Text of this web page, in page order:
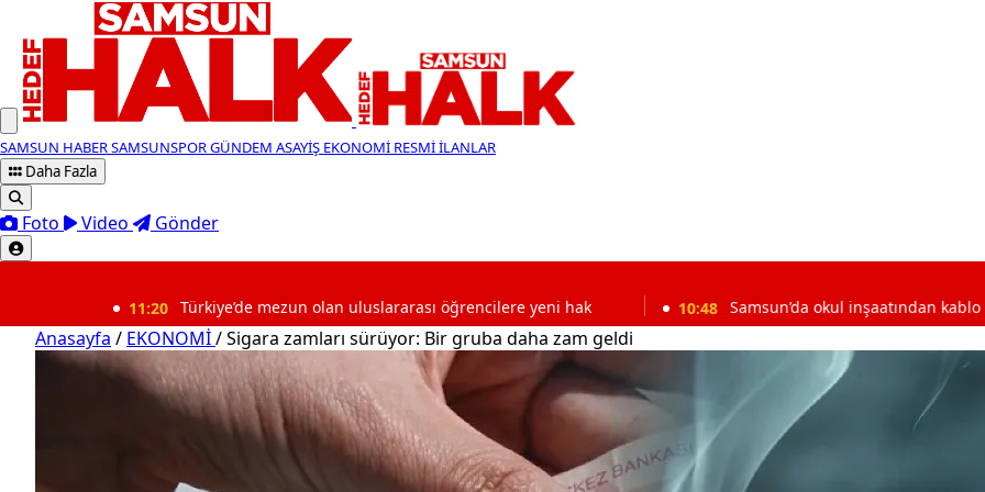
SAMSUN HABERSAMSUNSPORGÜNDEM ASAYİŞ EKONOMİ RESMİ İLANLAR
Daha Fazla
Foto Video Gönder
Türkiye’de mezun olan uluslararası öğrencilere yeni hak 10:48 Samsun’da okul inşaatından kablo hırsızlığı:
Anasayfa / EKONOMİ/Sigara zamları sürüyor: Bir gruba daha zam geldi